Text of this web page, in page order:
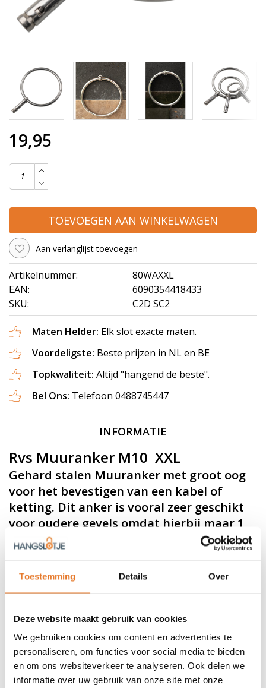
Toestemming Details Over
Deze website maakt gebruik van cookies
We gebruiken cookies om content en advertenties te
personaliseren, om functies voor social media te bieden
en om ons websiteverkeer te analyseren. Ook delen we
informatie over uw gebruik van onze site met onze
19,95
TOEVOEGEN AAN WINKELWAGEN
Aan verlanglijst toevoegen
Artikelnummer:
80WAXXL
EAN:
6090354418433
SKU:
C2D SC2
Maten Helder: Elk slot exacte maten.
Voordeligste: Beste prijzen in NL en BE
Topkwaliteit: Altijd "hangend de beste".
Bel Ons: Telefoon 0488745447
INFORMATIE
Rvs Muuranker M10 XXL
Gehard stalen Muuranker met groot oog
voor het bevestigen van een kabel of
ketting. Dit anker is vooral zeer geschikt
voor oudere gevels omdat hierbij maar 1
gat van 14mm geboord hoeft te worden.
Voordeliger dan andere bouwmarkten * vaste lage prijs
Voorzien van Metrisch schroefdraad m10
Verkrijgbaar in 3 varianten:
Gevello Muuranker M10 x 8 x 60mm
Gevello Muuranker XL M10 x 10 x 100mm
Gevello Muuranker XXL M10 x 10 x 150mm